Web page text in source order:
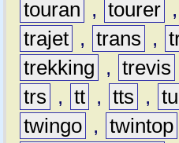
touran , tourer ,
trajet , trans ,
trekking
, trevis
trs
, tt , tts ,
twingo , twintop